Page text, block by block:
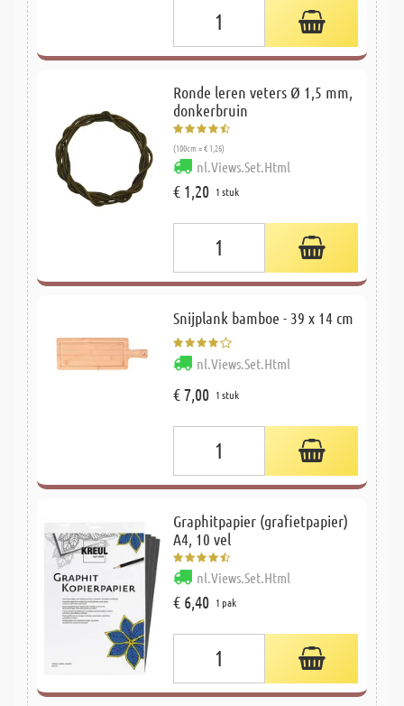
Ronde leren veters Ø 1,5 mm,
donkerbruin
(100cm = € 1,26)
nl.Views.Set.Html
€ 1,20 1 stuk
Snijplank bamboe - 39 x 14 cm
nl.Views.Set.Html
€ 7,00 1 stuk
Graphitpapier (grafietpapier)
A4, 10 vel
nl.Views.Set.Html
€ 6,40 1 pak